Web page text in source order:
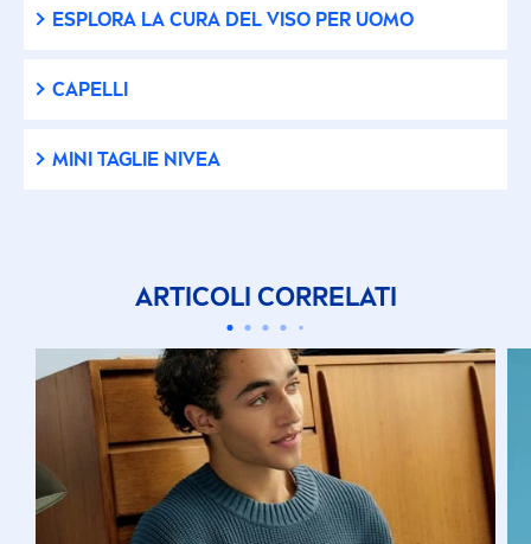
ESPLORA LA CURA DEL VISO PER UOMO
CAPELLI
MINI TAGLIE NIVEA
ARTICOLI CORRELATI